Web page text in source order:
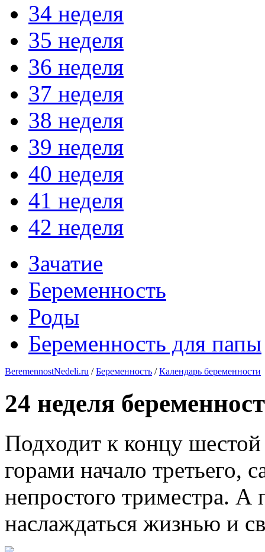
34 неделя
35 неделя
36 неделя
37 неделя
38 неделя
39 неделя
40 неделя
41 неделя
42 неделя
Зачатие
Беременность
Роды
Беременность для папы
BeremennostNedeli.ru / Беременность / Календарь беременности
24 неделя
Подходит к концу
горами начало третьего,
непростого триместра. А
наслаждаться жизнью и